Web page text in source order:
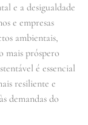
e a desigualdade
e empresas
ambientais,
mais próspero
é essencial
resiliente e
demandas do